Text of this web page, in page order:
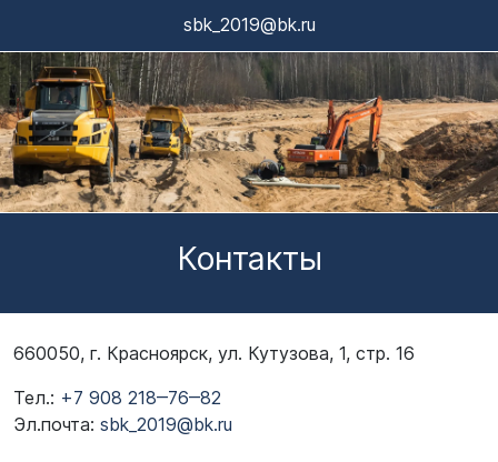
sbk_2019@bk.ru
Контакты
660050, г. Красноярск, ул. Кутузова, 1, стр. 16
Тел.: +7 908 218‒76‒82
Эл.почта: sbk_2019@bk.ru